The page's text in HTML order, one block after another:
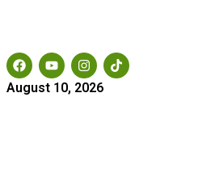
August 10, 2026